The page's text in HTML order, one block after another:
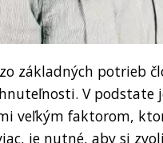
základných potrieb
V
veľkým faktorom,
je nutné, aby si